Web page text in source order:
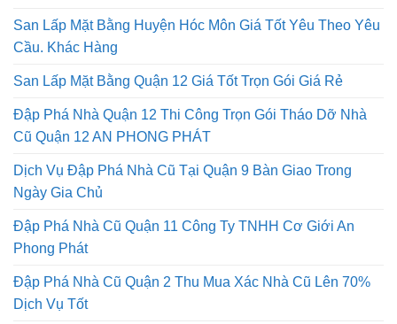
San Lấp Mặt Bằng Huyện Hóc Môn Giá Tốt Yêu Theo Yêu
Cầu. Khác Hàng
San Lấp Mặt Bằng Quận 12 Giá Tốt Trọn Gói Giá Rẻ
Đập Phá Nhà Quận 12 Thi Công Trọn Gói Tháo Dỡ Nhà
Cũ Quận 12 AN PHONG PHÁT
Dịch Vụ Đập Phá Nhà Cũ Tại Quận 9 Bàn Giao Trong
Ngày Gia Chủ
Đập Phá Nhà Cũ Quận 11 Công Ty TNHH Cơ Giới An
Phong Phát
Đập Phá Nhà Cũ Quận 2 Thu Mua Xác Nhà Cũ Lên 70%
Dịch Vụ Tốt